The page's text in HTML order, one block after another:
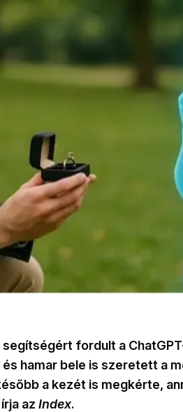
fordult a
hamar bele is szeretett a
a kezét is megkérte,
az Index.